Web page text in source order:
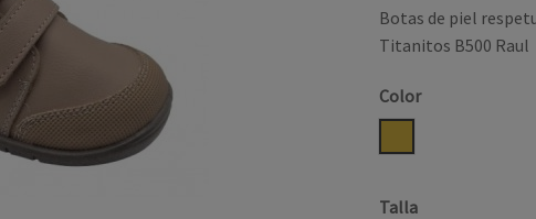
Botas de piel
Titanitos B500 Raul
Color
Talla